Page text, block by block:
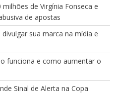
de Virgínia Fonseca e
de apostas
sua marca na mídia e
funciona e como aumentar o
Sinal de Alerta na Copa